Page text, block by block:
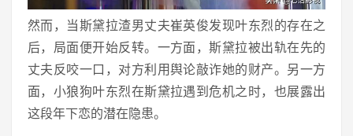
然而，当斯黛拉渣男丈夫崔英俊发现叶东烈的存在之
后，局面便开始反转。一方面，斯黛拉被出轨在先的
丈夫反咬一口，对方利用舆论敲诈她的财产。另一方
面，小狼狗叶东烈在斯黛拉遇到危机之时，也展露出
这段年下恋的潜在隐患。